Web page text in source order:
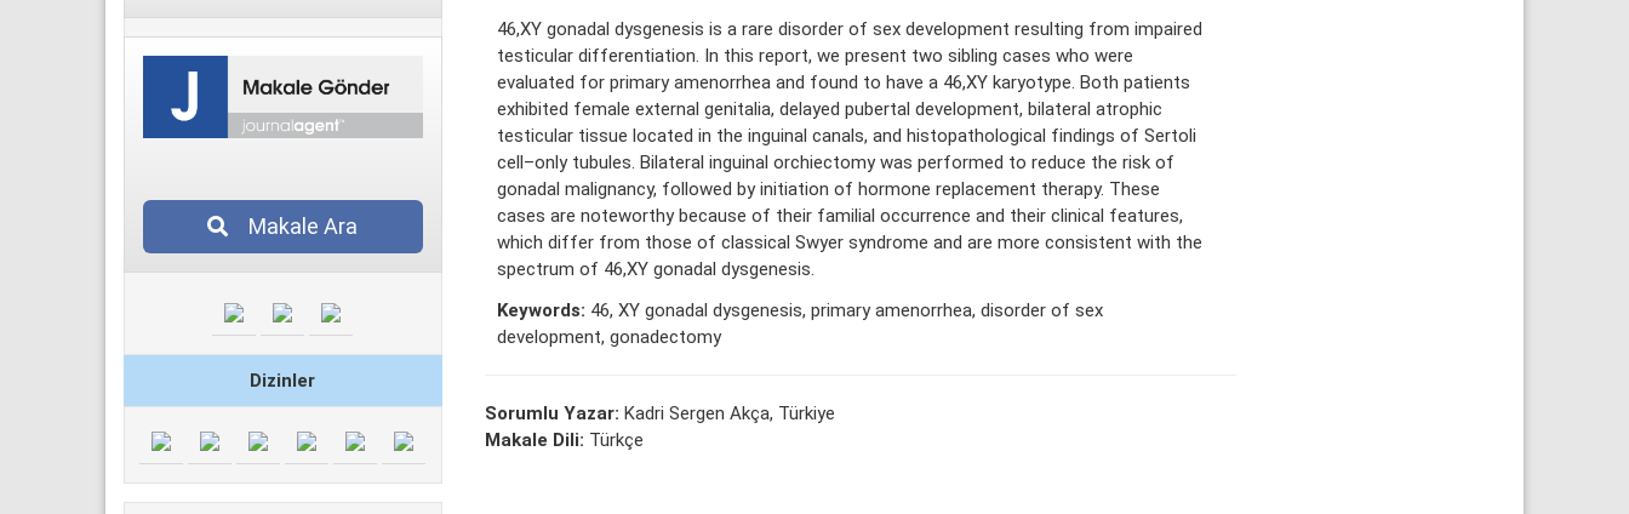
Makale Ara
Dizinler
46,XY gonadal dysgenesis is a rare disorder of sex development resulting from impaired
testicular differentiation. In this report, we present two sibling cases who were
evaluated for primary amenorrhea and found to have a 46,XY karyotype. Both patients
exhibited female external genitalia, delayed pubertal development, bilateral atrophic
testicular tissue located in the inguinal canals, and histopathological findings of Sertoli
cell–only tubules. Bilateral inguinal orchiectomy was performed to reduce the risk of
gonadal malignancy, followed by initiation of hormone replacement therapy. These
cases are noteworthy because of their familial occurrence and their clinical features,
which differ from those of classical Swyer syndrome and are more consistent with the
spectrum of 46,XY gonadal dysgenesis.
Keywords: 46, XY gonadal dysgenesis, primary amenorrhea, disorder of sex
development, gonadectomy
Sorumlu Yazar: Kadri Sergen Akça, Türkiye
Makale Dili: Türkçe